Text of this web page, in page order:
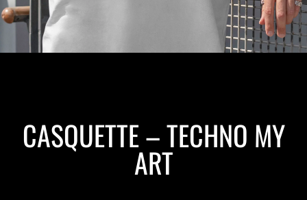
CASQUETTE – TECHNO MY
ART